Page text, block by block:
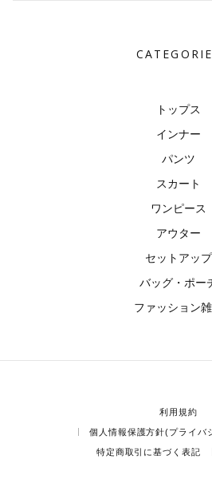
トップス
インナー
パンツ
スカート
ワンピース
アウター
セットアップ
バッグ・ポー
ファッション
利用規約
個人情報保護方針(プライバ
特定商取引に基づく表記